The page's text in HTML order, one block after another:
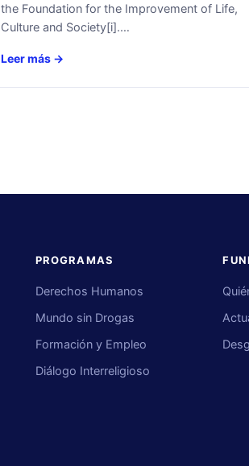
the Foundation for the Improvement of Life,
Culture and Society[i].…
Leer más →
PROGRAMAS
Derechos Humanos
Mundo sin Drogas
Formación y Empleo
Diálogo Interreligioso